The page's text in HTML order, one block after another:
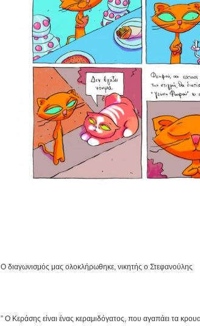
Ο διαγωνισμός μας ολοκλήρωθηκε, νικητής ο Στεφανούλης
” Ο Κεράσης είναι ένας κεραμιδόγατος, που αγαπάει τα